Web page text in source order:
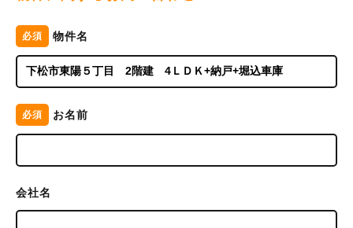
必須 物件名
必須 お名前
会社名